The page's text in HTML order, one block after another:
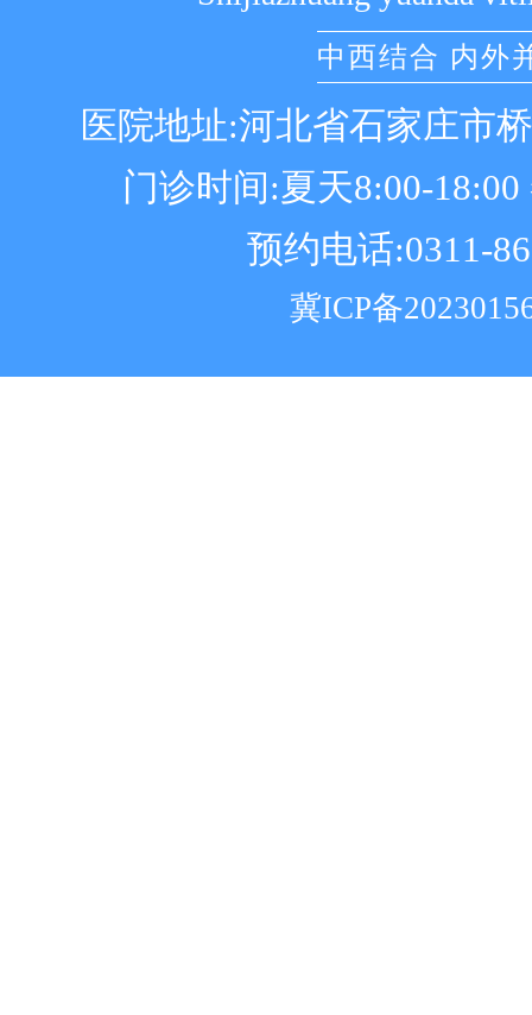
中西结合 内外
医院地址:河北省石家庄市
门诊时间:夏天8:00-18:00
预约电话:0311-
冀ICP备